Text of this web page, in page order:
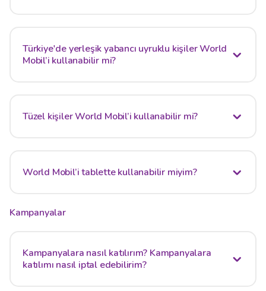
Türkiye'de yerleşik yabancı uyruklu kişiler World
Mobil’i kullanabilir mi?
Tüzel kişiler World Mobil’i kullanabilir mi?
World Mobil’i tablette kullanabilir miyim?
Kampanyalar
Kampanyalara nasıl katılırım? Kampanyalara
katılımı nasıl iptal edebilirim?